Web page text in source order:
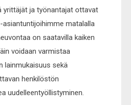
yrittäjät ja työnantajat ottavat
matalalla
on saatavilla kaiken
voidaan varmistaa
lainmukaisuus sekä
henkilöstön
uudelleentyöllistyminen.